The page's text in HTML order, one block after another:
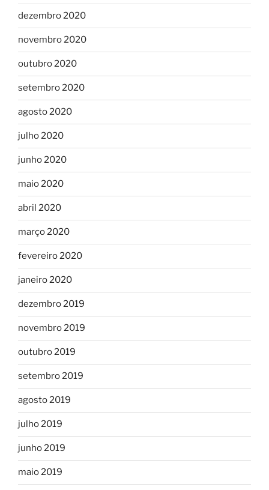
dezembro 2020
novembro 2020
outubro 2020
setembro 2020
agosto 2020
julho 2020
junho 2020
maio 2020
abril 2020
março 2020
fevereiro 2020
janeiro 2020
dezembro 2019
novembro 2019
outubro 2019
setembro 2019
agosto 2019
julho 2019
junho 2019
maio 2019